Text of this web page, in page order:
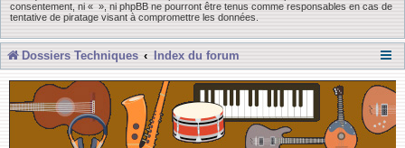
consentement, ni « », ni phpBB ne pourront être tenus comme responsables en cas de
tentative de piratage visant à compromettre les données.
Dossiers Techniques Index du forum